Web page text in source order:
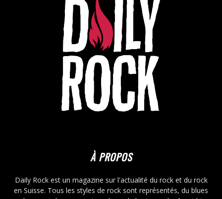
À PROPOS
Daily Rock est un magazine sur l'actualité du rock et du rock
en Suisse. Tous les styles de rock sont représentés, du blues